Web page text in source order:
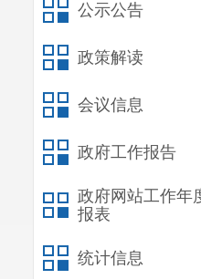
公示公告
政策解读
会议信息
政府工作报告
政府网站工作年
报表
统计信息